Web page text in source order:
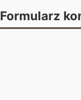
Formularz